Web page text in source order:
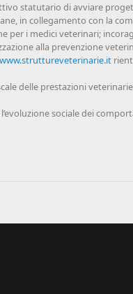
statutario di avviare
in collegamento con la
i medici veterinari;
alla prevenzione
www.struttureveterinarie.it
delle prestazioni
sociale dei